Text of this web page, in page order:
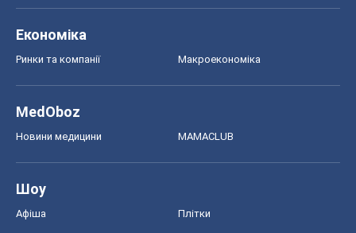
Економіка
Ринки та компанії Макроекономіка
MedOboz
Новини медицини MAMACLUB
Шоу
Афіша Плітки